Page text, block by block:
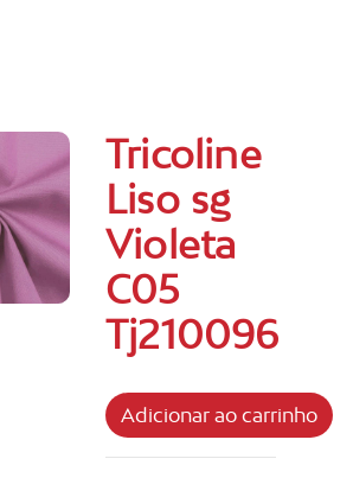
Tricoline
Liso sg
Violeta
C05
Tj210096